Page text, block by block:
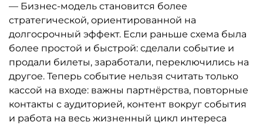
— Бизнес-модель становится более
стратегической, ориентированной на
долгосрочный эффект. Если раньше схема была
более простой и быстрой: сделали событие и
продали билеты, заработали, переключились на
другое. Теперь событие нельзя считать только
кассой на входе: важны партнёрства, повторные
контакты с аудиторией, контент вокруг события
и работа на весь жизненный цикл интереса